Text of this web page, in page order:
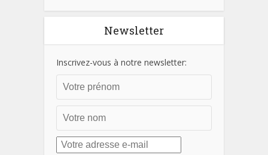
Newsletter
Inscrivez-vous à notre newsletter: